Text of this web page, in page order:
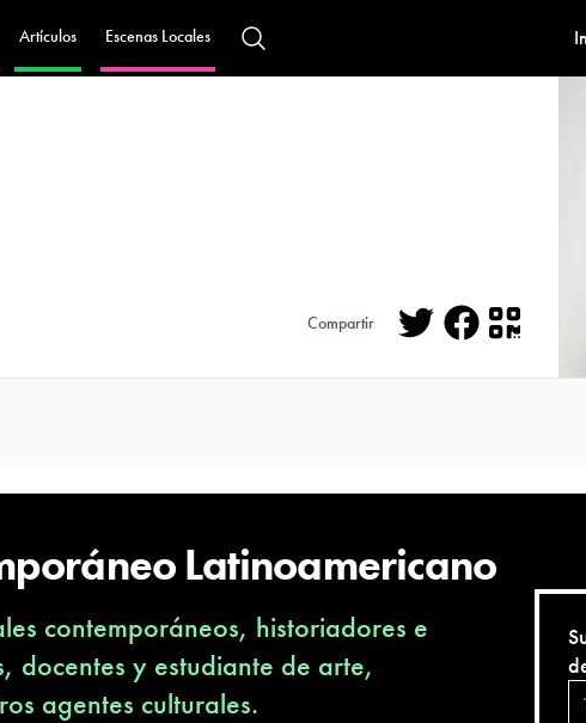
Artículos Escenas Locales
Compartir
Latinoamericano
contemporáneos, historiadores e
docentes y estudiante de arte,
agentes culturales.